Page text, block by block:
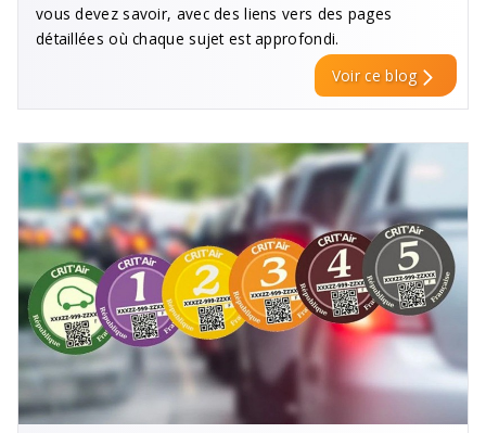
vous devez savoir, avec des liens vers des pages
détaillées où chaque sujet est approfondi.
Voir ce blog